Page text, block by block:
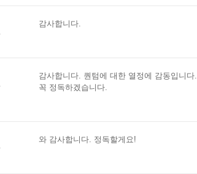
감사합니다.
감사합니다. 퀀텀에 대한 열정에 감동입니다.
꼭 정독하겠습니다.
와 감사합니다. 정독할게요!